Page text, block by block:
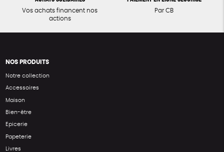
Vos achats financent nos
actions
Par CB
NOS PRODUITS
Notre collection
Accessoires
Maison
Bien-être
Epicerie
Papeterie
Livres